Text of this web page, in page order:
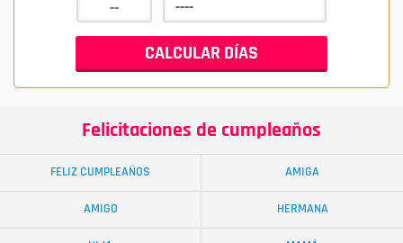
Felicitaciones de cumpleaños
FELIZ CUMPLEAÑOS AMIGA
AMIGO HERMANA